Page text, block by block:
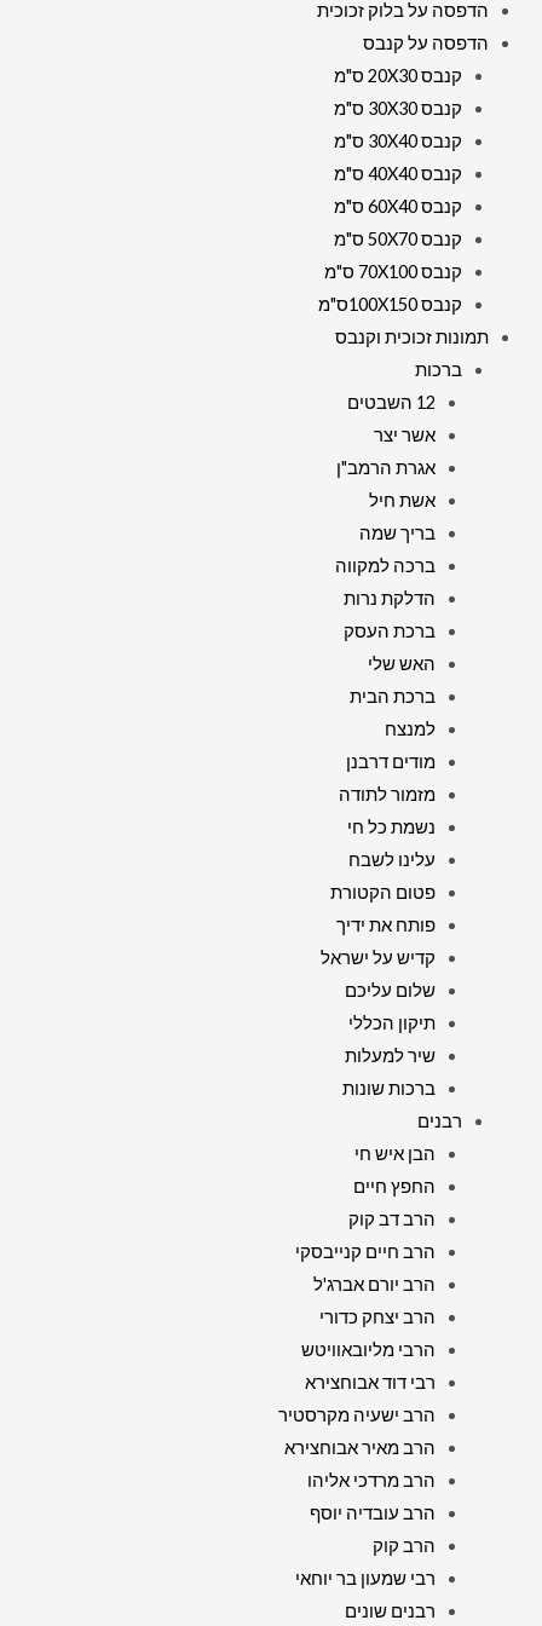
הדפסה על בלוק זכוכית
הדפסה על קנבס
קנבס 20X30 ס"מ
קנבס 30X30 ס"מ
קנבס 30X40 ס"מ
קנבס 40X40 ס"מ
קנבס 60X40 ס"מ
קנבס 50X70 ס"מ
קנבס 70X100 ס"מ
קנבס 100X150ס"מ
תמונות זכוכית וקנבס
ברכות
12 השבטים
אשר יצר
אגרת הרמב"ן
אשת חיל
בריך שמה
ברכה למקווה
הדלקת נרות
ברכת העסק
האש שלי
ברכת הבית
למנצח
מודים דרבנן
מזמור לתודה
נשמת כל חי
עלינו לשבח
פטום הקטורת
פותח את ידיך
קדיש על ישראל
שלום עליכם
תיקון הכללי
שיר למעלות
ברכות שונות
רבנים
הבן איש חי
החפץ חיים
הרב דב קוק
הרב חיים קנייבסקי
הרב יורם אברג'ל
הרב יצחק כדורי
הרבי מליובאוויטש
רבי דוד אבוחצירא
הרב ישעיה מקרסטיר
הרב מאיר אבוחצירא
הרב מרדכי אליהו
הרב עובדיה יוסף
הרב קוק
רבי שמעון בר יוחאי
רבנים שונים